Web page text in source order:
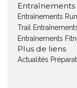
Entraînements
Entraînements
Trail
Entraînements
Plus de liens
Actualités